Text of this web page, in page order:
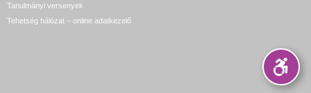
Tanulmányi versenyek
Tehetség hálózat – online adatkezelő